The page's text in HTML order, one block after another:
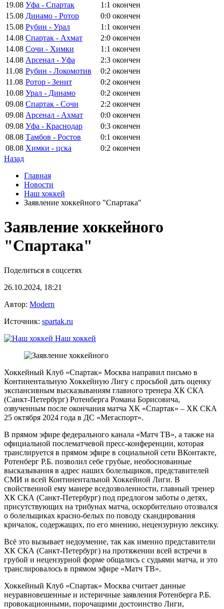
19.08 Уфа - Спартак 1:1 окончен
15.08 Динамо - Ротор 0:0 окончен
15.08 Рубин - Урал 1:1 окончен
14.08 Спартак - Ахмат 2:0 окончен
14.08 Сочи - Химки 1:1 окончен
14.08 Арсенал - Уфа 2:3 окончен
11.08 Рубин - Локомотив 0:2 окончен
11.08 Ротор - Зенит 0:2 окончен
10.08 Урал - Динамо 0:2 окончен
09.08 Спартак - Сочи 2:2 окончен
09.08 Арсенал - Ахмат 0:0 окончен
09.08 Уфа - Краснодар 0:3 окончен
08.08 Тамбов - Ростов 0:1 окончен
08.08 Химки - цска 0:2 окончен
Назад
Главная
Новости
Наш хоккей
Заявление хоккейного "Спартака"
Заявление хоккейного
"Спартака"
Поделиться в соцсетях
26.10.2024, 18:21
Автор: Modern
Источник: spartak.ru
Наш хоккей
Хоккейный Клуб «Спартак» Москва направил письмо в
Континентальную Хоккейную Лигу с просьбой дать оценку
экспансивным высказываниям главного тренера ХК СКА
(Санкт-Петербург) Ротенберга Романа Борисовича,
озвученным после окончания матча ХК «Спартак» – ХК СКА
25 октября 2024 года в ДС «Мегаспорт».
В прямом эфире федерального канала «Матч ТВ», а также на
официальной послематчевой пресс-конференции, которая
транслируется в прямом эфире в социальной сети ВКонтакте,
Ротенберг Р.Б. позволил себе грубые, необоснованные
высказывания в адрес наших болельщиков, представителей
СМИ и всей Континентальной Хоккейной Лиги. В
свойственной ему манере вседозволенности, главный тренер
ХК СКА (Санкт-Петербург) под предлогом заботы о детях,
присутствующих на трибунах матча, оскорбительно отозвался
о болельщиках красно-белых по поводу скандирования
кричалок, содержащих, по его мнению, нецензурную лексику.
Всё это вызывает недоумение, так как именно представители
ХК СКА (Санкт-Петербург) на протяжении всей встречи в
грубой и нецензурной форме общались с судьями матча, и это
транслировалось в прямом эфире «Матч ТВ».
Хоккейный Клуб «Спартак» Москва считает данные
неуравновешенные и истеричные заявления Ротенберга Р.Б.
провокационными, порочащими достоинство Лиги,